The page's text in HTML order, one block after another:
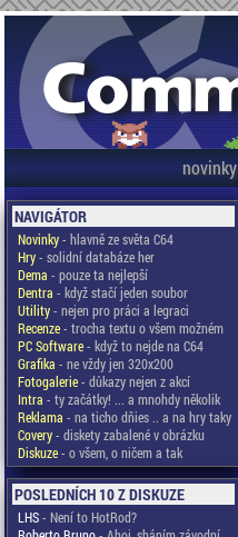
novinky
NAVIGÁTOR
Novinky- hlavně ze světa C64
Hry- solidní databáze her
Dema - pouze ta nejlepší
Dentra - když stačí jeden soubor
Utility- nejen pro práci a legraci
Recenze- trocha textu o všem možném
PC Software- když to nejde na C64
Grafika - ne vždy jen 320x200
Fotogalerie- důkazy nejen z akcí
Intra - ty začátky! ... a mnohdy několik
Reklama - na ticho dňies .. a na hry taky
Covery- diskety zabalené v obrázku
Diskuze- o všem, o ničem a tak
POSLEDNÍCH 10 Z DISKUZE
LHS- Není to HotRod?